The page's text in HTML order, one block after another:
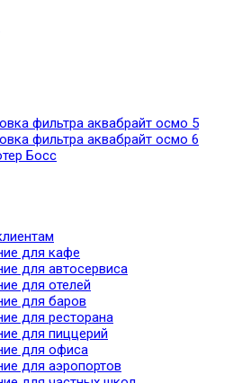
фильтра аквабрайт осмо 5
фильтра аквабрайт осмо 6
Босс
для кафе
для автосервиса
для отелей
для баров
для ресторана
для пиццерий
для офиса
для аэропортов